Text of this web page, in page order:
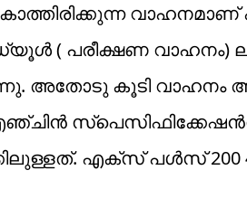
( പരീക്ഷണ വാഹനം)
അതോടു കൂടി വാഹനം
എക്‌സ് പള്‍സ്